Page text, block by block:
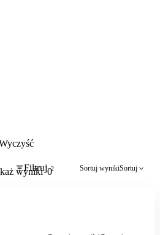
wyniki 0
Filtruj 2 Sortuj wynikiSortuj